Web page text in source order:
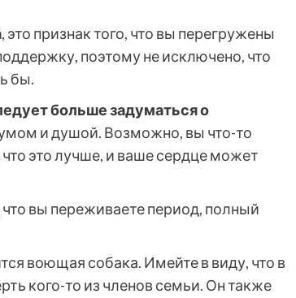
, это признак того, что вы перегружены
поэтому не исключено, что
бы.
больше задуматься о
и душой. Возможно, вы что-то
это лучше, и ваше сердце может
что вы переживаете период, полный
воющая собака. Имейте в виду, что в
кого-то из членов семьи. Он также